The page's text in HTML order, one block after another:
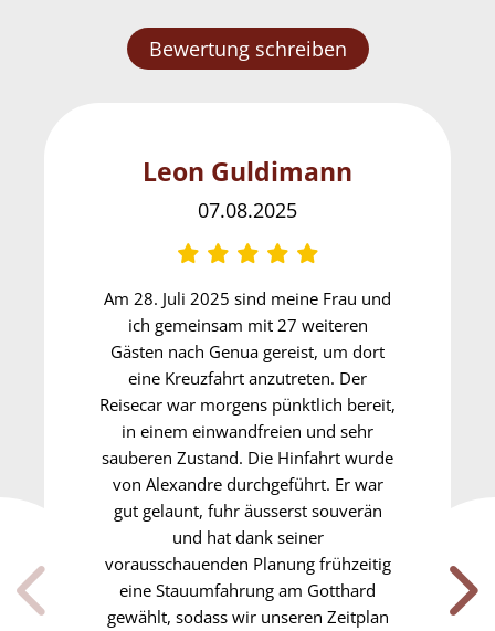
Bewertung schreiben
Leon Guldimann
07.08.2025
Am 28. Juli 2025 sind meine Frau und
ich gemeinsam mit 27 weiteren
Gästen nach Genua gereist, um dort
eine Kreuzfahrt anzutreten. Der
Reisecar war morgens pünktlich bereit,
in einem einwandfreien und sehr
sauberen Zustand. Die Hinfahrt wurde
von Alexandre durchgeführt. Er war
gut gelaunt, fuhr äusserst souverän
und hat dank seiner
vorausschauenden Planung frühzeitig
eine Stauumfahrung am Gotthard
gewählt, sodass wir unseren Zeitplan